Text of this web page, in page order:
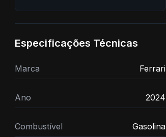
Especificações Técnicas
Marca Ferrari
Ano 2024
Combustível Gasolina